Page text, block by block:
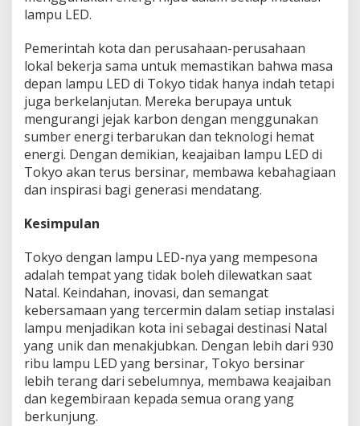
lampu LED.
Pemerintah kota dan perusahaan-perusahaan
lokal bekerja sama untuk memastikan bahwa masa
depan lampu LED di Tokyo tidak hanya indah tetapi
juga berkelanjutan. Mereka berupaya untuk
mengurangi jejak karbon dengan menggunakan
sumber energi terbarukan dan teknologi hemat
energi. Dengan demikian, keajaiban lampu LED di
Tokyo akan terus bersinar, membawa kebahagiaan
dan inspirasi bagi generasi mendatang.
Kesimpulan
Tokyo dengan lampu LED-nya yang mempesona
adalah tempat yang tidak boleh dilewatkan saat
Natal. Keindahan, inovasi, dan semangat
kebersamaan yang tercermin dalam setiap instalasi
lampu menjadikan kota ini sebagai destinasi Natal
yang unik dan menakjubkan. Dengan lebih dari 930
ribu lampu LED yang bersinar, Tokyo bersinar
lebih terang dari sebelumnya, membawa keajaiban
dan kegembiraan kepada semua orang yang
berkunjung.